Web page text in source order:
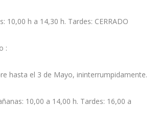
10,00 h a 14,30 h. Tardes: CERRADO
:
hasta el 3 de Mayo, ininterrumpidamente.
10,00 a 14,00 h. Tardes: 16,00 a